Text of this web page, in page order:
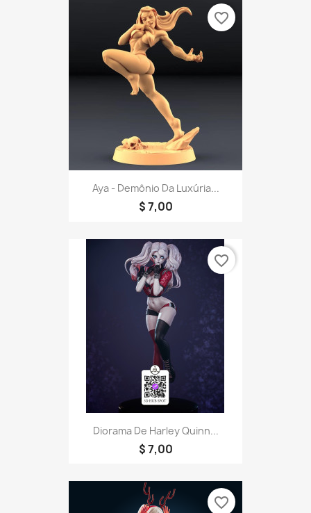
Aya - Demônio Da Luxúria...
$ 7,00
favorite_border
Diorama De Harley Quinn...
$ 7,00
favorite_border
favorite_border